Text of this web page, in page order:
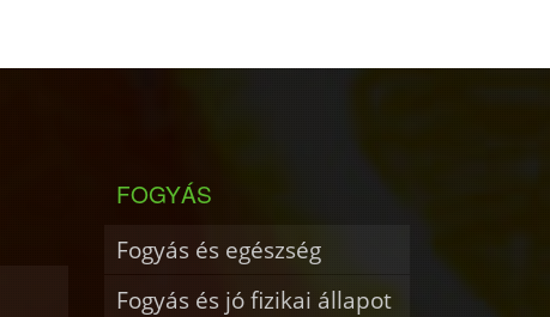
FOGYÁS
Fogyás és egészség
Fogyás és jó fizikai állapot